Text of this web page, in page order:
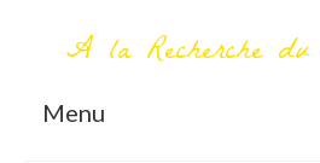
A la Recherche du
Menu